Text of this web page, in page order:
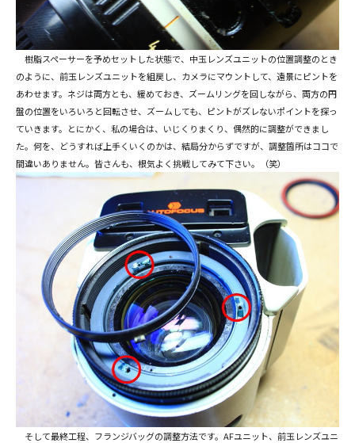
樹脂スペーサーを予めセットした状態で、中玉レンズユニットの位置調整のとき
のように、前玉レンズユニットを組戻し、カメラにマウントして、遠景にピントを
あわせます。ネジは両方とも、緩めておき、ズームリングを回しながら、両方の円
盤の位置をいろいろと回転させ、ズームしても、ピントがズレないポイントを探っ
ていきます。とにかく、私の場合は、いじくりまくり、偶然的に調整ができまし
た。何を、どうすれば上手くいくのかは、結局分からずですが、調整箇所はココで
間違いありません。皆さんも、根気よく挑戦してみて下さい。（笑）
そして最終工程、フランジバッグの調整方法です。AFユニット、前玉レンズユニ